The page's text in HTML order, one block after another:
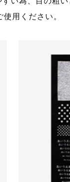
用ください。